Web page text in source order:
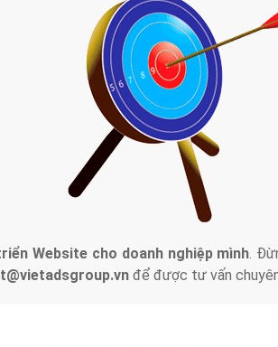
Website cho doanh nghiệp mình .
để được tư vấn